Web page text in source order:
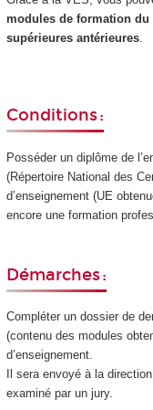
modules de formation du
supérieures antérieures.
Conditions :
Posséder un diplôme de
(Répertoire National des
d’enseignement (UE
encore une formation
Démarches :
Compléter un dossier de
(contenu des modules
d’enseignement.
Il sera envoyé à la
examiné par un jury.